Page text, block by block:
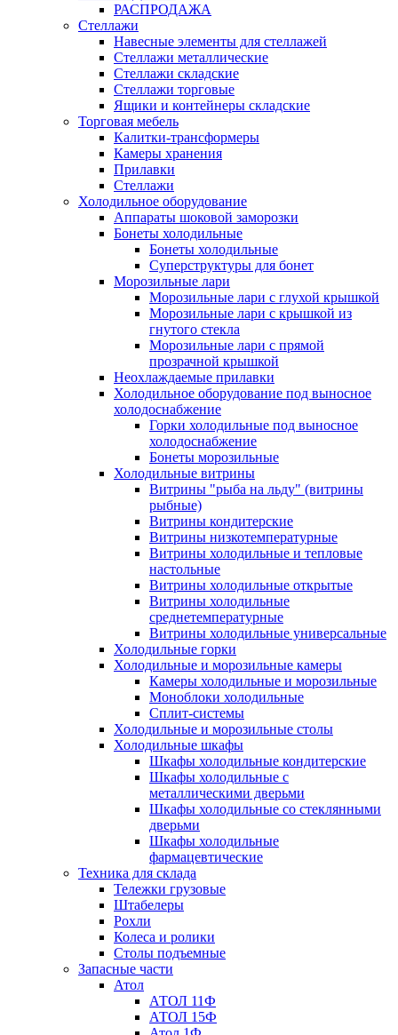
РАСПРОДАЖА
Стеллажи
Навесные элементы для стеллажей
Стеллажи металлические
Стеллажи складские
Стеллажи торговые
Ящики и контейнеры складские
Торговая мебель
Калитки-трансформеры
Камеры хранения
Прилавки
Стеллажи
Холодильное оборудование
Аппараты шоковой заморозки
Бонеты холодильные
Бонеты холодильные
Суперструктуры для бонет
Морозильные лари
Морозильные лари с глухой крышкой
Морозильные лари с крышкой из
гнутого стекла
Морозильные лари с прямой
прозрачной крышкой
Неохлаждаемые прилавки
Холодильное оборудование под выносное
холодоснабжение
Горки холодильные под выносное
холодоснабжение
Бонеты морозильные
Холодильные витрины
Витрины "рыба на льду" (витрины
рыбные)
Витрины кондитерские
Витрины низкотемпературные
Витрины холодильные и тепловые
настольные
Витрины холодильные открытые
Витрины холодильные
среднетемпературные
Витрины холодильные универсальные
Холодильные горки
Холодильные и морозильные камеры
Камеры холодильные и морозильные
Моноблоки холодильные
Сплит-системы
Холодильные и морозильные столы
Холодильные шкафы
Шкафы холодильные кондитерские
Шкафы холодильные с
металлическими дверьми
Шкафы холодильные со стеклянными
дверьми
Шкафы холодильные
фармацевтические
Техника для склада
Тележки грузовые
Штабелеры
Рохли
Колеса и ролики
Столы подъемные
Запасные части
Атол
АТОЛ 11Ф
АТОЛ 15Ф